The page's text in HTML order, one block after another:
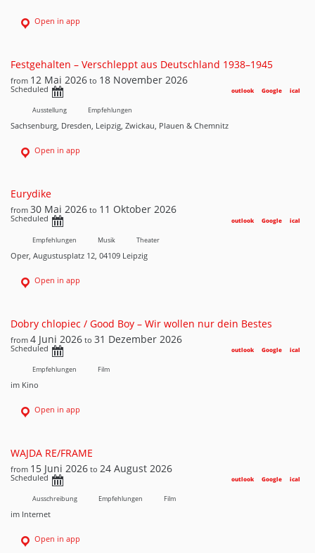
Open in app
Festgehalten – Verschleppt aus Deutschland 1938–1945
from 12 Mai 2026 to 18 November 2026
Scheduled ical
Google
outlook
Ausstellung Empfehlungen
Sachsenburg, Dresden, Leipzig, Zwickau, Plauen & Chemnitz
Open in app
Eurydike
from 30 Mai 2026 to 11 Oktober 2026
Scheduled ical
Google
outlook
Empfehlungen Musik Theater
Oper, Augustusplatz 12, 04109 Leipzig
Open in app
Dobry chlopiec / Good Boy – Wir wollen nur dein Bestes
from 4 Juni 2026 to 31 Dezember 2026
Scheduled ical
Google
outlook
Empfehlungen Film
im Kino
Open in app
WAJDA RE/FRAME
from 15 Juni 2026 to 24 August 2026
Scheduled ical
Google
outlook
Ausschreibung Empfehlungen Film
im Internet
Open in app